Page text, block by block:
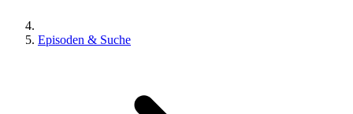
Episoden & Suche